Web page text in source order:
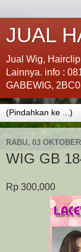
JUAL
Jual Wig,
Lainnya. info :
GABEWIG,
RABU, 03
WIG GB
Rp 300,000